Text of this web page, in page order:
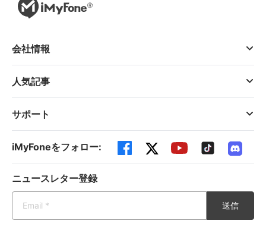
会社情報
人気記事
サポート
iMyFoneをフォロー:
ニュースレター登録
送信